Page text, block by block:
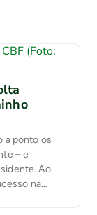
a ponto os
– e
Ao
na